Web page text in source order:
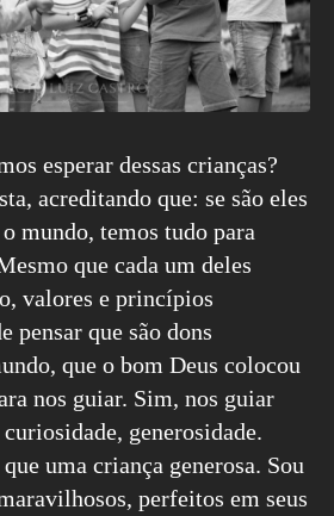
esperar dessas crianças?
acreditando que: se são eles
mundo, temos tudo para
que cada um deles
valores e princípios
pensar que são dons
que o bom Deus colocou
nos guiar. Sim, nos guiar
generosidade.
uma criança generosa. Sou
perfeitos em seus